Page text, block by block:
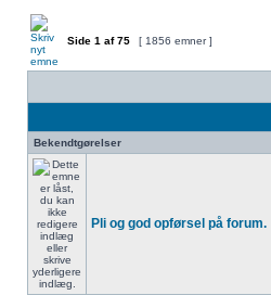
Side 1 af75 [ 1856 emner ]
Bekendtgørelser
Pli og god opførsel på forum.